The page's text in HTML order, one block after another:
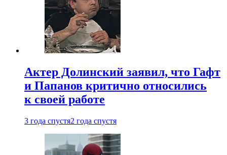
Актер Долинский заявил, что Гафт
и Папанов критично относились
к своей работе
3 года спустя2 года спустя